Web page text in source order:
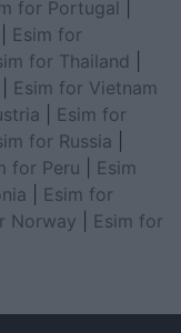
for Portugal
Esim for
for Thailand
Esim for Vietnam
Esim for
for Russia
for Peru
Esim
Esim for
Norway
Esim for